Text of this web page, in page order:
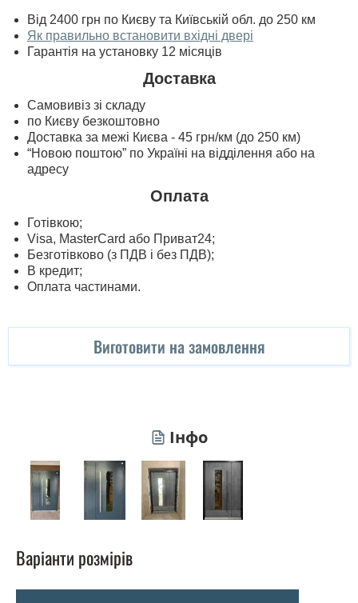
Від 2400 грн по Києву та Київській обл. до 250 км
Як правильно встановити вхідні двері
Гарантія на установку 12 місяців
Доставка
Самовивіз зі складу
по Києву безкоштовно
Доставка за межі Києва - 45 грн/км (до 250 км)
“Новою поштою” по Україні на відділення або на
адресу
Оплата
Готівкою;
Visa, MasterСard або Приват24;
Безготівково (з ПДВ і без ПДВ);
В кредит;
Оплата частинами.
Виготовити на замовлення
Інфо
Варіанти розмірів